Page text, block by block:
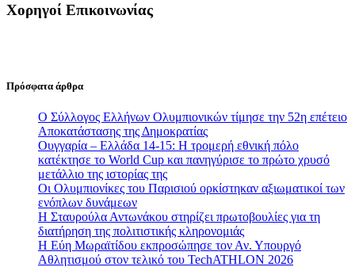
Χορηγοί Επικοινωνίας
Πρόσφατα άρθρα
Ο Σύλλογος Ελλήνων Ολυμπιονικών τίμησε την 52η επέτειο
Αποκατάστασης της Δημοκρατίας
Ουγγαρία – Ελλάδα 14-15: Η τρομερή εθνική πόλο
κατέκτησε το World Cup και πανηγύρισε το πρώτο χρυσό
μετάλλιο της ιστορίας της
Οι Ολυμπιονίκες του Παρισιού ορκίστηκαν αξιωματικοί των
ενόπλων δυνάμεων
Η Σταυρούλα Αντωνάκου στηρίζει πρωτοβουλίες για τη
διατήρηση της πολιτιστικής κληρονομιάς
Η Εύη Μωραϊτίδου εκπροσώπησε τον Αν. Υπουργό
Αθλητισμού στον τελικό του TechATHLON 2026